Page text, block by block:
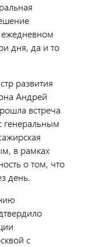
ежедневном
дня, да и то
развития
Андрей
встреча
генеральным
в рамках
о том, что
день.
с